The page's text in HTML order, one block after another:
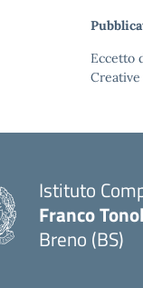
Eccetto
Istituto
Franco
Breno (BS)